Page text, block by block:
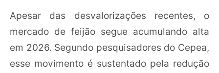
Apesar das desvalorizações recentes, o
mercado de feijão segue acumulando alta
em 2026. Segundo pesquisadores do Cepea,
esse movimento é sustentado pela redução